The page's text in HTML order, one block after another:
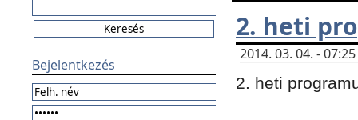
Bejelentkezés
2. heti
2014. 03. 04. -
2. heti